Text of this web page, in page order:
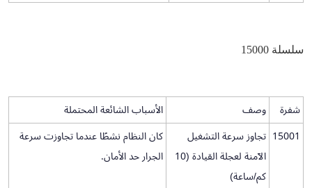
سلسلة 15000
شفرة وصف
الأسباب الشائعة المحتملة
15001 تجاوز سرعة التشغيل
الآمنة لعجلة القيادة (10
كم/ساعة)
كان النظام نشطًا عندما تجاوزت سرعة
الجرار حد الأمان.